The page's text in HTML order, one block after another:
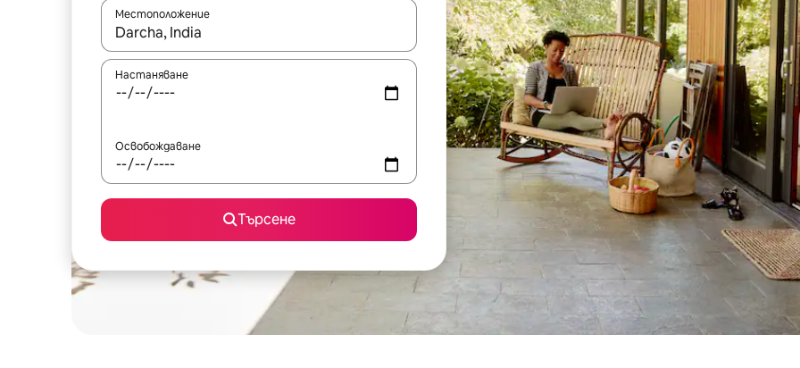
Местоположение
Когато резултатите се покажат, използвайте клавишите със стрелки нагоре и надолу или навигирайте с
Настаняване
Освобождаване
Търсене